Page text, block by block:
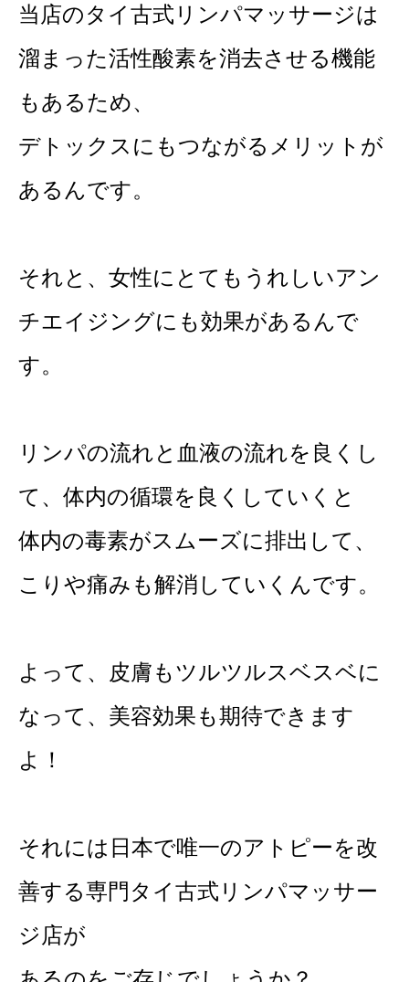
当店のタイ古式リンパマッサージは
溜まった活性酸素を消去させる機能
もあるため、
デトックスにもつながるメリットが
あるんです。
それと、女性にとてもうれしいアン
チエイジングにも効果があるんで
す。
リンパの流れと血液の流れを良くし
て、体内の循環を良くしていくと
体内の毒素がスムーズに排出して、
こりや痛みも解消していくんです。
よって、皮膚もツルツルスベスベに
なって、美容効果も期待できます
よ！
それには日本で唯一のアトピーを改
善する専門タイ古式リンパマッサー
ジ店が